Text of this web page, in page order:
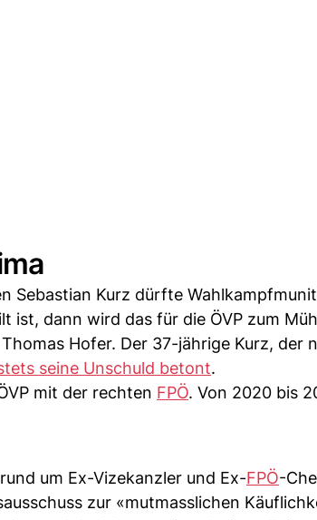
Sebastian Kurz dürfte
ist, dann wird das für die ÖVP zum
Hofer. Der 37-jährige Kurz, der
seine Unschuld betont.
mit der rechten FPÖ. Von 2020 bis
um Ex-Vizekanzler und Ex-FPÖ-
zur «mutmasslichen